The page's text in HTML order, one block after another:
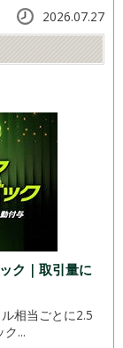
2026.07.27
ク｜取引量に
相当ごとに2.5
...